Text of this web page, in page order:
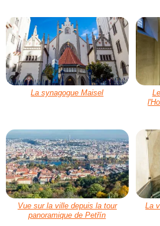
La synagogue Maisel
Vue sur la ville depuis la tour
panoramique de Petřín
La